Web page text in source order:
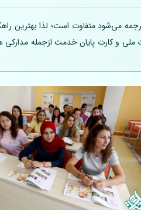
می‌شود متفاوت است؛ لذا بهترین
ملی و کارت پایان خدمت ازجمله مدارکی